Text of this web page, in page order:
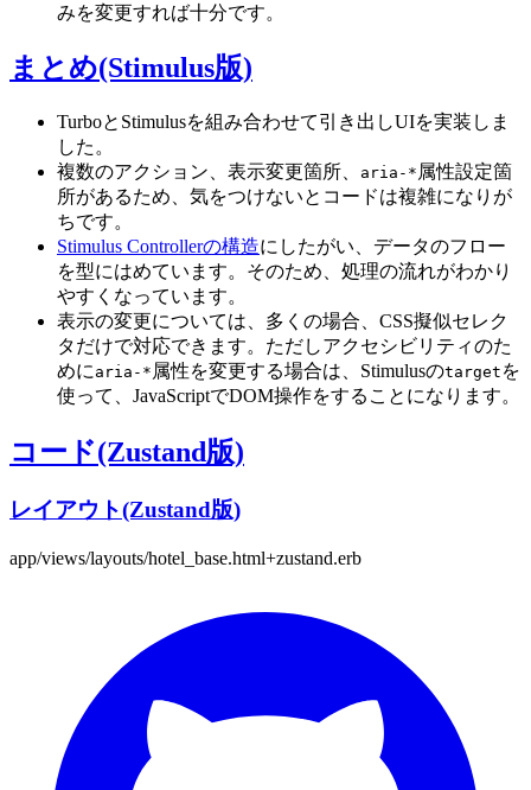
みを変更すれば十分です。
まとめ(Stimulus版)
TurboとStimulusを組み合わせて引き出しUIを実装しま
した。
複数のアクション、表示変更箇所、
aria-* 属性設定箇
所があるため、気をつけないとコードは複雑になりが
ちです。
Stimulus Controllerの構造にしたがい、データのフロー
を型にはめています。そのため、処理の流れがわかり
やすくなっています。
表示の変更については、多くの場合、CSS擬似セレク
タだけで対応できます。ただしアクセシビリティのた
めに aria-* 属性を変更する場合は、Stimulusのtarget を
使って、JavaScriptでDOM操作をすることになります。
コード(Zustand版)
レイアウト(Zustand版)
app/views/layouts/hotel_base.html+zustand.erb